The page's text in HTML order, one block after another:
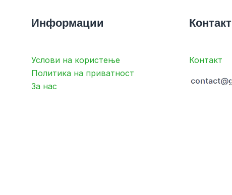
Информации
Услови на користење
Политика на приватност
За нас
Контакт
Контакт